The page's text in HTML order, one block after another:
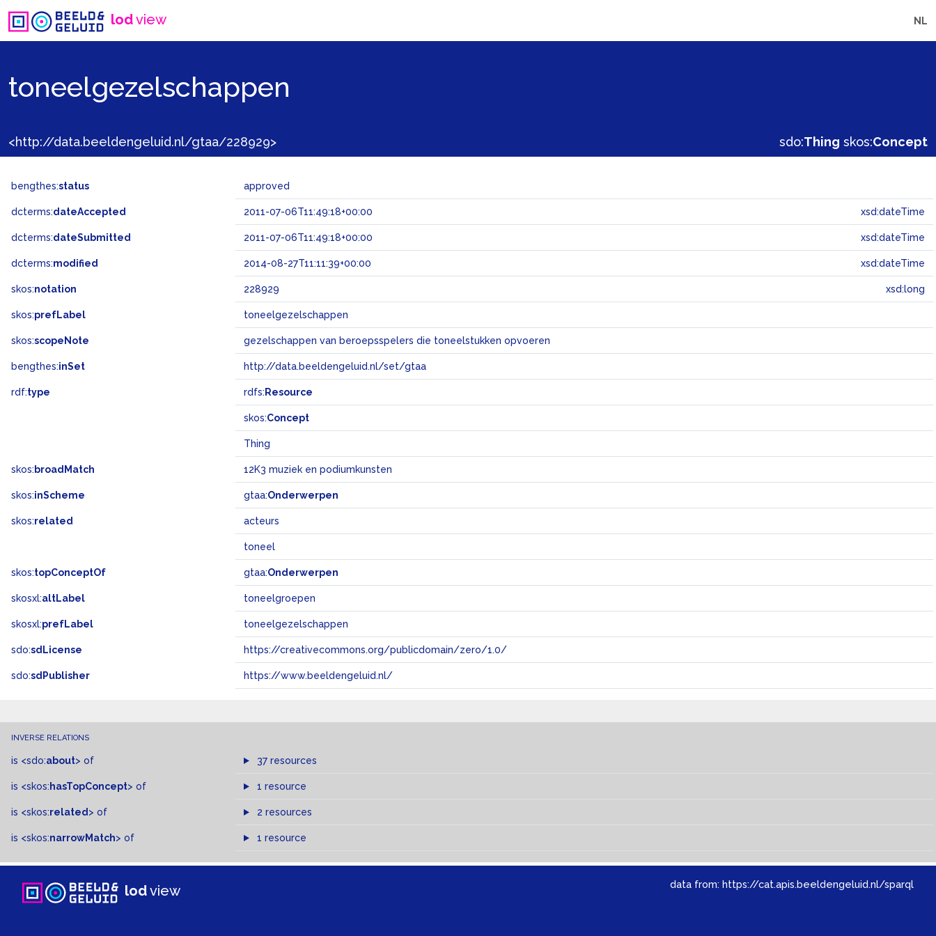
lodview NL
toneelgezelschappen
<http://data.beeldengeluid.nl/gtaa/228929> sdo:Thing skos:Concept
bengthes:status approved
dcterms:dateAccepted 2011-07-06T11:49:18+00:00 xsd:dateTime
dcterms:dateSubmitted 2011-07-06T11:49:18+00:00 xsd:dateTime
dcterms:modified 2014-08-27T11:11:39+00:00 xsd:dateTime
skos:notation 228929 xsd:long
skos:prefLabel toneelgezelschappen
skos:scopeNote gezelschappen van beroepsspelers die toneelstukken opvoeren
bengthes:inSet http://data.beeldengeluid.nl/set/gtaa
rdf:type rdfs: Resource
skos:Concept
Thing
skos: broadMatch 12K3 muziek en podiumkunsten
skos:inScheme gtaa:Onderwerpen
skos:related acteurs
toneel
skos:topConceptOf gtaa:Onderwerpen
skosxl:altLabel toneelgroepen
skosxl:prefLabel toneelgezelschappen
sdo:sdLicense https://creativecommons.org/publicdomain/zero/1.0/
sdo:sdPublisher https://www.beeldengeluid.nl/
INVERSE RELATIONS
is <sdo:about> of 37 resources
is <skos: hasTopConcept> of 1 resource
is <skos:related > of 2 resources
is <skos:narrowMatch> of 1 resource
lodview data from: https://cat.apis.beeldengeluid.nl/sparql